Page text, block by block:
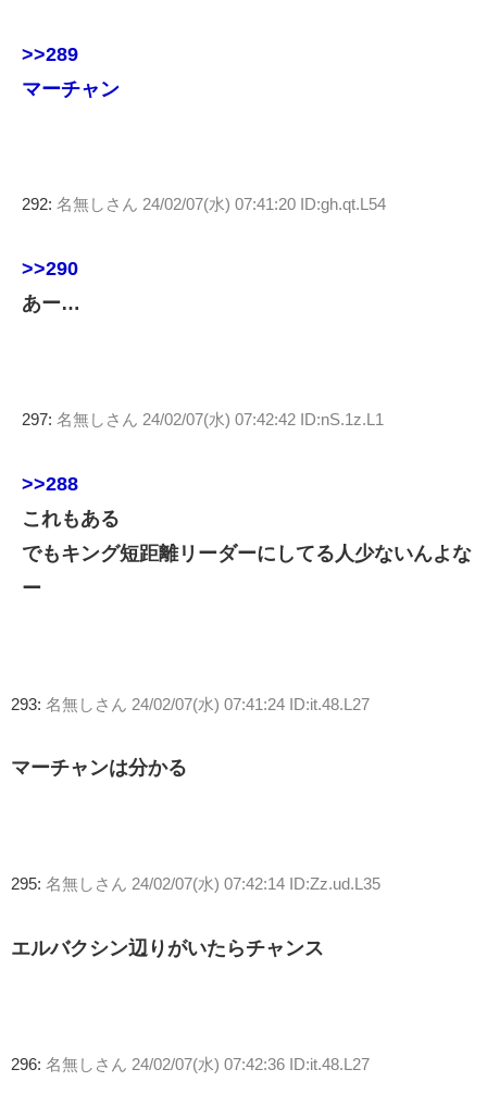
>>289
マーチャン
292: 名無しさん 24/02/07(水) 07:41:20 ID:gh.qt.L54
>>290
あー…
297: 名無しさん 24/02/07(水) 07:42:42 ID:nS.1z.L1
>>288
これもある
でもキング短距離リーダーにしてる人少ないんよな
ー
293: 名無しさん 24/02/07(水) 07:41:24 ID:it.48.L27
マーチャンは分かる
295: 名無しさん 24/02/07(水) 07:42:14 ID:Zz.ud.L35
エルバクシン辺りがいたらチャンス
296: 名無しさん 24/02/07(水) 07:42:36 ID:it.48.L27